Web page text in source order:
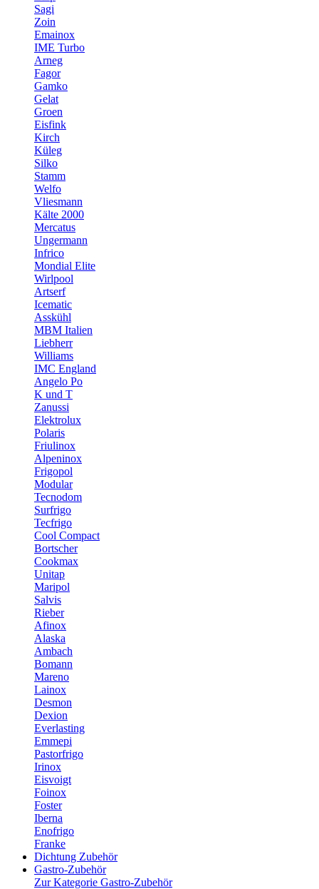
Sagi
Zoin
Emainox
IME Turbo
Arneg
Fagor
Gamko
Gelat
Groen
Eisfink
Kirch
Küleg
Silko
Stamm
Welfo
Vliesmann
Kälte 2000
Mercatus
Ungermann
Infrico
Mondial Elite
Wirlpool
Artserf
Icematic
Asskühl
MBM Italien
Liebherr
Williams
IMC England
Angelo Po
K und T
Zanussi
Elektrolux
Polaris
Friulinox
Alpeninox
Frigopol
Modular
Tecnodom
Surfrigo
Tecfrigo
Cool Compact
Bortscher
Cookmax
Unitap
Maripol
Salvis
Rieber
Afinox
Alaska
Ambach
Bomann
Mareno
Lainox
Desmon
Dexion
Everlasting
Emmepi
Pastorfrigo
Irinox
Eisvoigt
Foinox
Foster
Iberna
Enofrigo
Franke
Dichtung Zubehör
Gastro-Zubehör
Zur Kategorie Gastro-Zubehör